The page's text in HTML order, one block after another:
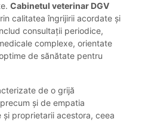
Cabinetul veterinar DGV
calitatea îngrijirii acordate și
consultații periodice,
complexe, orientate
de sănătate pentru
de o grijă
și de empatia
proprietarii acestora, ceea